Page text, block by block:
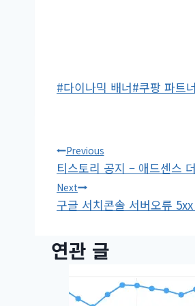
Post
#다이나믹 배너#쿠팡 파트
글
탐
색
Previous
티스토리 공지 – 애드센스
Next
구글 서치콘솔 서버오류
연관 글